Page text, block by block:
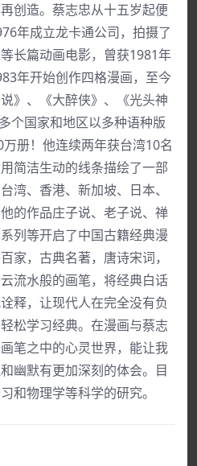
创造。蔡志忠从十五岁起便
年成立龙卡通公司，拍摄了
长篇动画电影，曾获1981年
年开始创作四格漫画，至今
》、《大醉侠》、《光头神
个国家和地区以多种语种版
册！他连续两年获台湾10名
简洁生动的线条描绘了一部
湾、香港、新加坡、日本、
的作品庄子说、老子说、禅
列等开启了中国古籍经典漫
家，古典名著，唐诗宋词，
流水般的画笔，将经典白话
释，让现代人在完全没有负
松学习经典。在漫画与蔡志
笔之中的心灵世界，能让我
幽默有更加深刻的体会。目
和物理学等科学的研究。